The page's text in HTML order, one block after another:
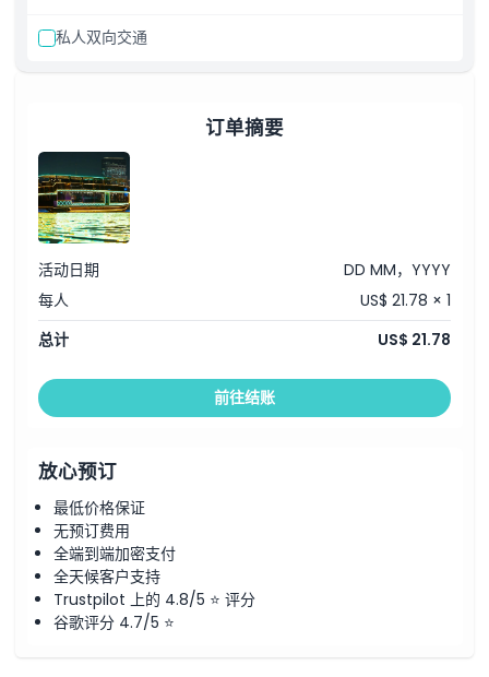
现场歌唱
卡拉OK（嘉宾可自行演唱）
观、Al jadaf海滨、Garhoud桥、迪拜市中心及哈利法塔景
观，最后停靠迪拜节日城。
接送时间
晚上7:30 - 7:45
布尔迪拜，德拉，商务湾
晚上7:00 - 7:15
Al Barsha，Al Barsha Heights，JBR（朱美拉海滩住宅
私人双向交通
订单摘要
活动日期
DD MM，YYYY
每人
US$ 21.78 × 1
总计
US$ 21.78
前往结账
放心预订
最低价格保证
无预订费用
全端到端加密支付
全天候客户支持
Trustpilot 上的 4.8/5 ⭐ 评分
谷歌评分 4.7/5 ⭐